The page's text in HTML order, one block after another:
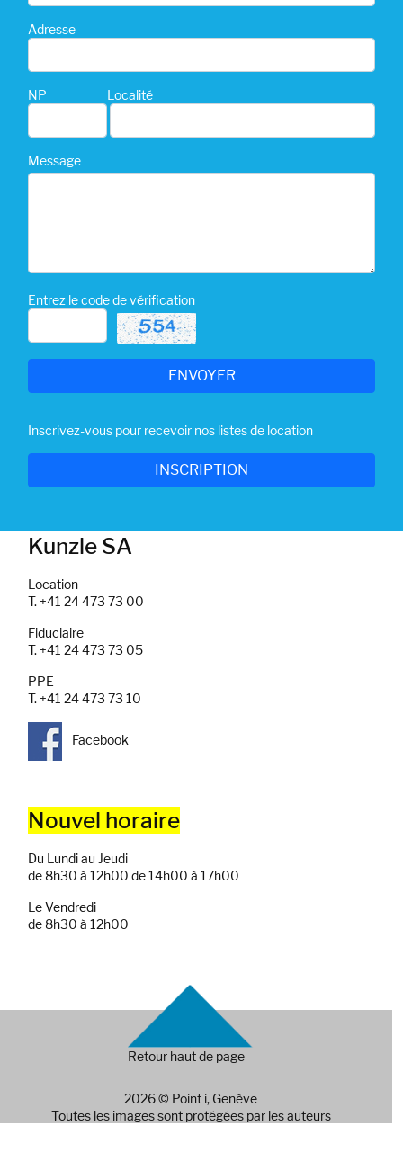
Adresse
NP Localité
Message
Entrez le code de vérification
Inscrivez-vous pour recevoir nos listes de location
Kunzle SA
Location
T. +41 24 473 73 00
Fiduciaire
T. +41 24 473 73 05
PPE
T. +41 24 473 73 10
Facebook
Nouvel horaire
Du Lundi au Jeudi
de 8h30 à 12h00 de 14h00 à 17h00
Le Vendredi
de 8h30 à 12h00
Retour haut de page
2026 © Point i, Genève
Toutes les images sont protégées par les auteurs